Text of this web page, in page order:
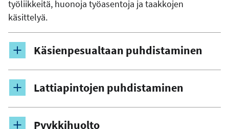
s
o
t
e
työliikkeitä, huonoja työasentoja ja taakkojen
käsittelyä.
Käsienpesualtaan puhdistaminen
Lattiapintojen puhdistaminen
Pyykkihuolto